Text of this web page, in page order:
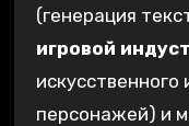
(генерация
игровой
искусственного
персонажей) и